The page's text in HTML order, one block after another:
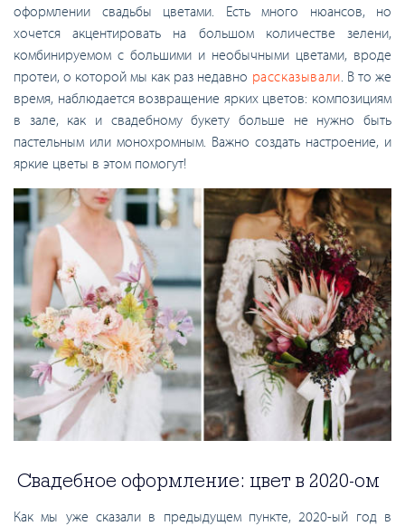
оформлении свадьбы цветами. Есть много нюансов, но
хочется акцентировать на большом количестве зелени,
комбинируемом с большими и необычными цветами, вроде
протеи, о которой мы как раз недавно рассказывали. В то же
время, наблюдается возвращение ярких цветов: композициям
в зале, как и свадебному букету больше не нужно быть
пастельным или монохромным. Важно создать настроение, и
яркие цветы в этом помогут!
Свадебное оформление: цвет в 2020-ом
Как мы уже сказали в предыдущем пункте, 2020-ый год в